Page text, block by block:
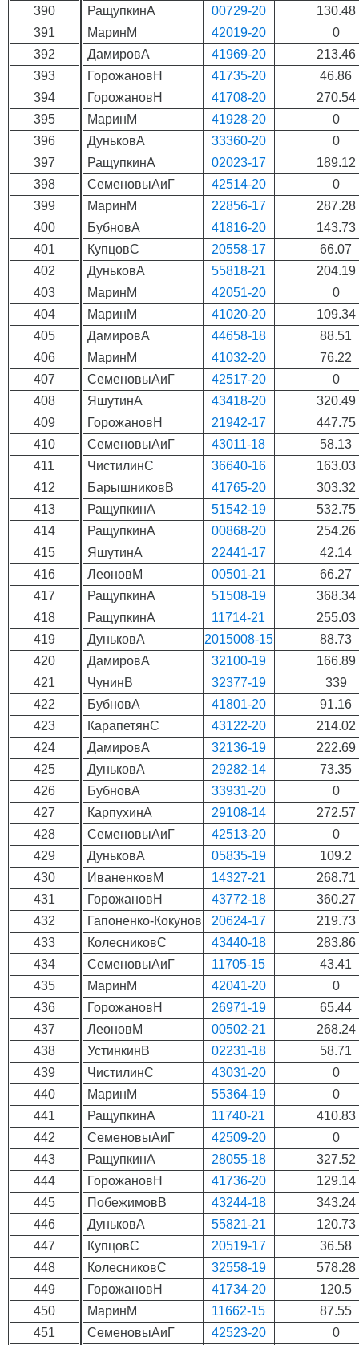
390
391
392
393
394
395
396
397
398
399
400
401
402
403
404
405
406
407
408
409
410
411
412
413
414
415
416
417
418
419
420
421
422
423
424
425
426
427
428
429
430
431
432
433
434
435
436
437
438
439
440
441
442
443
444
445
446
447
448
449
450
451
РащупкинА 00729-20
130.48
МаринМ
42019-20
0
ДамировА
41969-20
213.46
ГорожановН
41735-20
46.86
ГорожановН
41708-20
270.54
МаринМ
41928-20
0
ДуньковА
33360-20
0
РащупкинА
02023-17
189.12
СеменовыАиГ
42514-20
0
МаринМ
22856-17
287.28
БубновА
41816-20
143.73
КупцовС
20558-17
66.07
ДуньковА
55818-21
204.19
МаринМ
42051-20
0
МаринМ
41020-20
109.34
ДамировА
44658-18
88.51
МаринМ
41032-20
76.22
СеменовыАиГ
42517-20
0
ЯшутинА
43418-20
320.49
ГорожановН
21942-17
447.75
СеменовыАиГ
43011-18
58.13
ЧистилинС
36640-16
163.03
БарышниковВ
41765-20
303.32
РащупкинА
51542-19
532.75
РащупкинА
00868-20
254.26
ЯшутинА
22441-17
42.14
ЛеоновМ
00501-21
66.27
РащупкинА
51508-19
368.34
РащупкинА
11714-21
255.03
ДуньковА
2015008-15
88.73
ДамировА
32100-19
166.89
ЧунинВ
32377-19
339
БубновА
41801-20
91.16
КарапетянС
43122-20
214.02
ДамировА
32136-19
222.69
ДуньковА
29282-14
73.35
БубновА
33931-20
0
КарпухинА
29108-14
272.57
СеменовыАиГ
42513-20
0
ДуньковА
05835-19
109.2
ИваненковМ
14327-21
268.71
ГорожановН
43772-18
360.27
Гапоненко-Кокунов
20624-17
219.73
КолесниковС
43440-18
283.86
СеменовыАиГ
11705-15
43.41
МаринМ
42041-20
0
ГорожановН
26971-19
65.44
ЛеоновМ
00502-21
268.24
УстинкинВ
02231-18
58.71
ЧистилинС
43031-20
0
МаринМ
55364-19
0
РащупкинА
11740-21
410.83
СеменовыАиГ
42509-20
0
РащупкинА
28055-18
327.52
ГорожановН
41736-20
129.14
ПобежимовВ
43244-18
343.24
ДуньковА
55821-21
120.73
КупцовС
20519-17
36.58
КолесниковС
32558-19
578.28
ГорожановН
41734-20
120.5
МаринМ
11662-15
87.55
СеменовыАиГ
42523-20
0